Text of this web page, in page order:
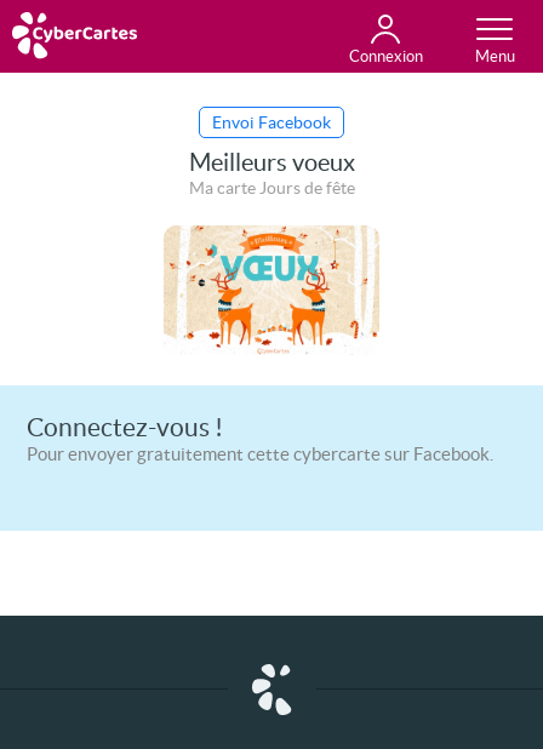
Connexion
Toutes les cartes
Envoi Facebook
Meilleurs voeux
Ma carte Jours de fête
Connectez-vous !
Pour envoyer gratuitement cette cybercarte sur Facebook.